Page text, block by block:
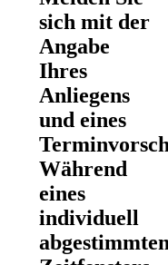
sich mit der
Angabe
Ihres
Anliegens
und eines
Während
eines
individuell